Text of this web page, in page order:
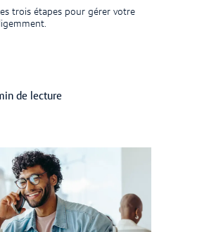
trois étapes pour gérer votre
de lecture